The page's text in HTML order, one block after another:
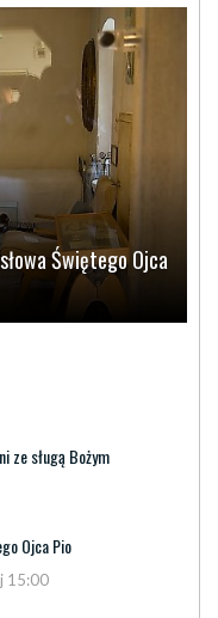
Świętego Ojca
ze sługą Bożym
Ojca Pio
15:00